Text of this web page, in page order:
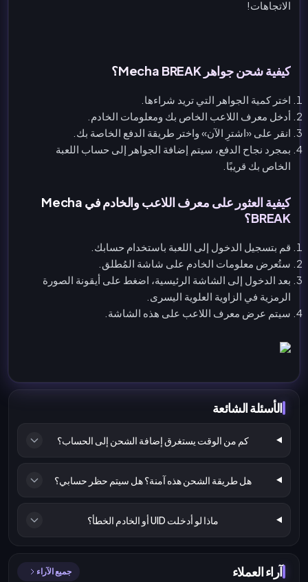
الاتجاهات!
كيفية شحن جواهر Mecha BREAK؟
اختر كمية الجواهر التي تريد شراءها.
أدخل معرف اللاعب الخاص بك ومعلومات الخادم.
انقر على «اشترِ الآن» واختر طريقة الدفع الخاصة بك.
بمجرد نجاح الدفع، سيتم إضافة الجواهر إلى حساب اللعبة
الخاص بك قريبًا.
كيفية العثور على معرف اللاعب والخادم في Mecha
BREAK؟
قم بتسجيل الدخول إلى اللعبة باستخدام حسابك.
ستُعرض معلومات الخادم على شاشة المُطلق.
بعد الدخول إلى الشاشة الرئيسية، اضغط على أيقونة الصورة
الرمزية في الزاوية العلوية اليسرى.
سيتم عرض معرف اللاعب على هذه الشاشة.
الأسئلة الشائعة
كم من الوقت يستغرق إضافة الشحن إلى الحساب؟
هل طريقة الشحن هذه آمنة؟ هل سيتم حظر حسابي؟
ماذا لو أدخلت UID أو الخادم الخطأ؟
آراء العملاء جميع الآراء